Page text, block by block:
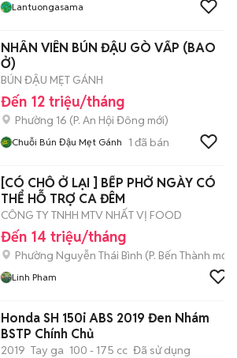
Lantuongasama
NHÂN VIÊN BÚN ĐẬU GÒ VẤP (BAO
Ở)
BÚN ĐẬU MẸT GÁNH
Đến 12 triệu/tháng
Phường 16 (P. An Hội Đông mới)
Chuỗi Bún Đậu Mẹt Gánh 1 đã bán
[CÓ CHỖ Ở LẠI ] BẾP PHỞ NGÀY CÓ
THỂ HỖ TRỢ CA ĐÊM
CÔNG TY TNHH MTV NHẤT VỊ FOOD
Đến 14 triệu/tháng
Phường Nguyễn Thái Bình (P. Bến Thành mới)
Linh Pham
Honda SH 150i ABS 2019 Đen Nhám
BSTP Chính Chủ
2019 Tay ga 100 - 175 cc Đã sử dụng